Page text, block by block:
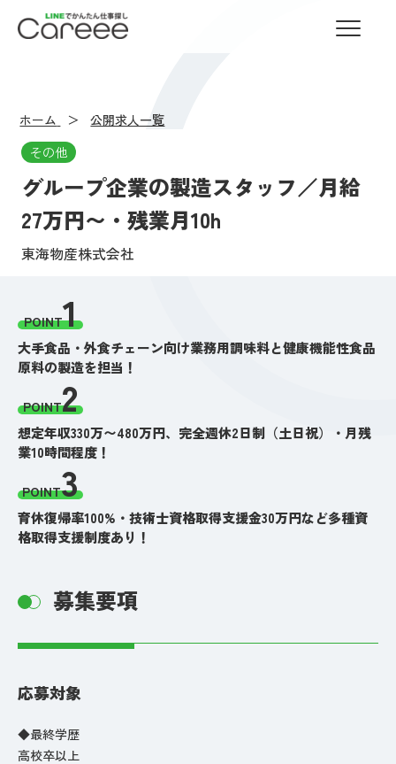
LINEでかんたん仕事探し Careee
ホーム
公開求人一覧
その他
グループ企業の製造スタッフ／月給
27万円〜・残業月10h
東海物産株式会社
POINT1
大手食品・外食チェーン向け業務用調味料と健康機能性食品
原料の製造を担当！
POINT2
想定年収330万〜480万円、完全週休2日制（土日祝）・月残
業10時間程度！
POINT3
育休復帰率100%・技術士資格取得支援金30万円など多種資
格取得支援制度あり！
募集要項
応募対象
◆最終学歴
高校卒以上